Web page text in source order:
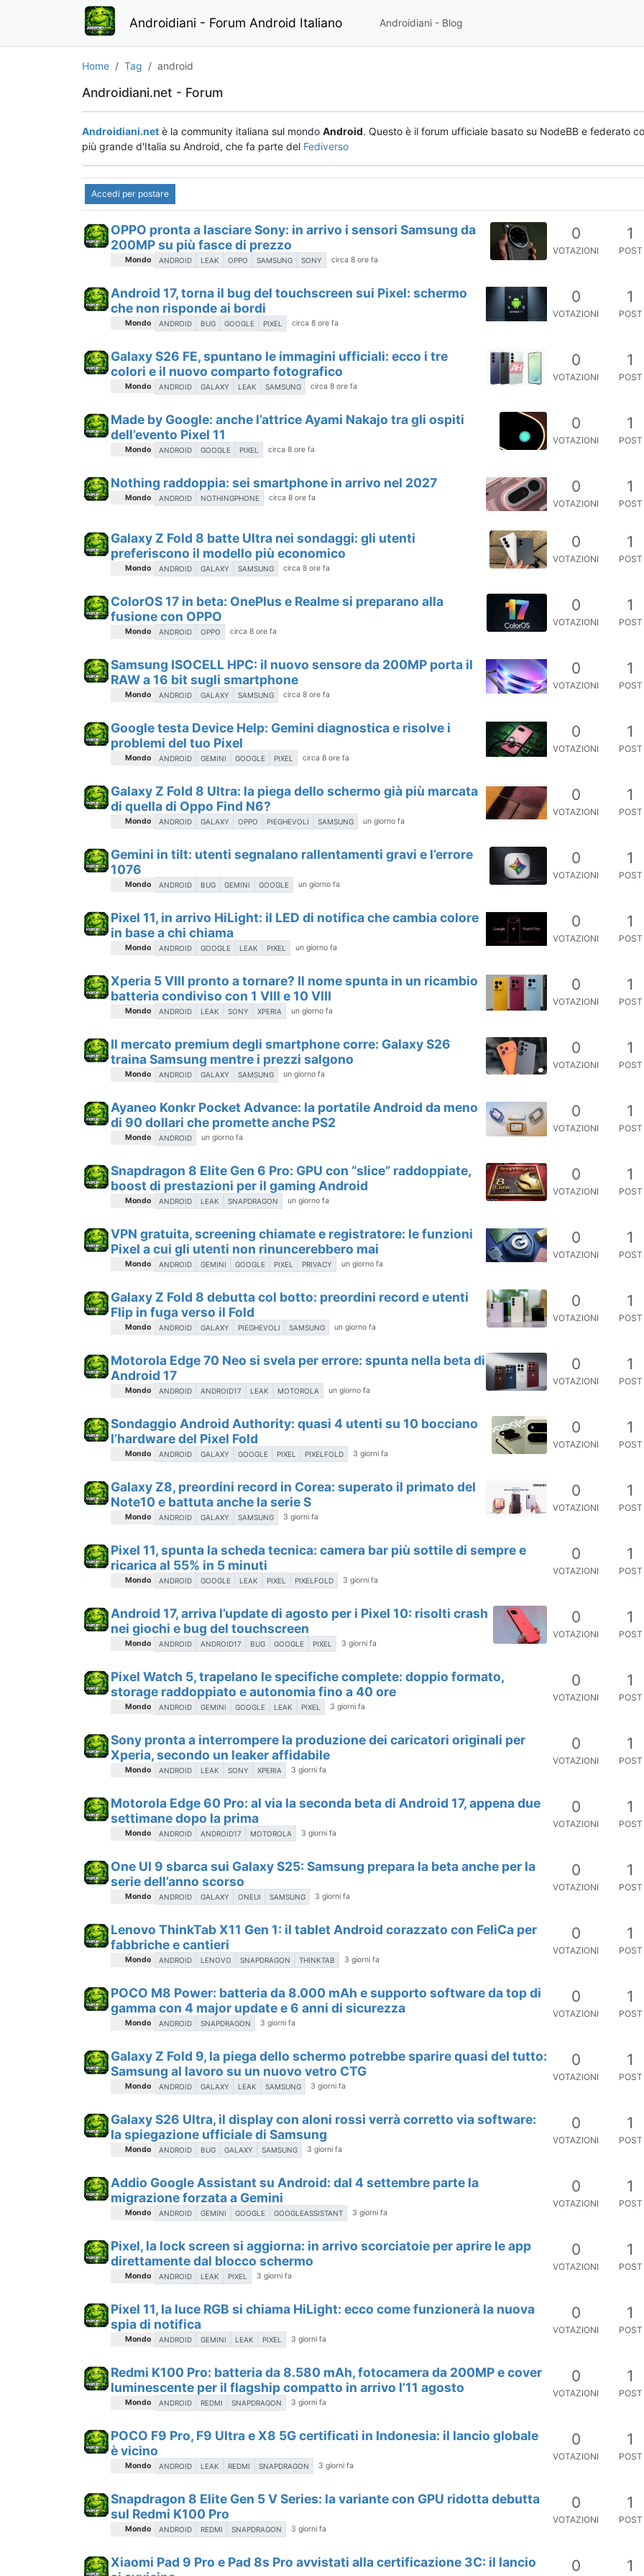
Androidiani - Forum Android Italiano Androidiani - Blog
Home Tag android
Androidiani.net - Forum
Androidiani.net è la community italiana sul mondo Android. Questo è il forum ufficiale basato su NodeBB e federato
più grande d'Italia su Android, che fa parte del Fediverso
Accedi per postare
OPPO pronta a lasciare Sony: in arrivo i sensori Samsung da
200MP su più fasce di prezzo
Mondo ANDROID LEAK OPPO SAMSUNG SONY circa 8 ore fa
0
VOTAZIONI
1
POST
Android 17, torna il bug del touchscreen sui Pixel: schermo
che non risponde ai bordi
Mondo ANDROID BUG GOOGLE PIXEL circa 8 ore fa
0
VOTAZIONI
1
POST
Galaxy S26 FE, spuntano le immagini ufficiali: ecco i tre
colori e il nuovo comparto fotografico
Mondo ANDROID GALAXY LEAK SAMSUNG circa 8 ore fa
0
VOTAZIONI
1
POST
Made by Google: anche l’attrice Ayami Nakajo tra gli ospiti
dell’evento Pixel 11
Mondo ANDROID GOOGLE PIXEL circa 8 ore fa
0
VOTAZIONI
1
POST
Nothing raddoppia: sei smartphone in arrivo nel 2027
Mondo ANDROID NOTHINGPHONE circa 8 ore fa
0
VOTAZIONI
1
POST
Galaxy Z Fold 8 batte Ultra nei sondaggi: gli utenti
preferiscono il modello più economico
Mondo ANDROID GALAXY SAMSUNG circa 8 ore fa
0
VOTAZIONI
1
POST
ColorOS 17 in beta: OnePlus e Realme si preparano alla
fusione con OPPO
Mondo ANDROID OPPO circa 8 ore fa
0
VOTAZIONI
1
POST
Samsung ISOCELL HPC: il nuovo sensore da 200MP porta il
RAW a 16 bit sugli smartphone
Mondo ANDROID GALAXY SAMSUNG circa 8 ore fa
0
VOTAZIONI
1
POST
Google testa Device Help: Gemini diagnostica e risolve i
problemi del tuo Pixel
Mondo ANDROID GEMINI GOOGLE PIXEL circa 8 ore fa
0
VOTAZIONI
1
POST
Galaxy Z Fold 8 Ultra: la piega dello schermo già più marcata
di quella di Oppo Find N6?
Mondo ANDROID GALAXY OPPO PIEGHEVOLI SAMSUNG un giorno fa
0
VOTAZIONI
1
POST
Gemini in tilt: utenti segnalano rallentamenti gravi e l’errore
1076
Mondo ANDROID BUG GEMINI GOOGLE un giorno fa
0
VOTAZIONI
1
POST
Pixel 11, in arrivo HiLight: il LED di notifica che cambia colore
in base a chi chiama
Mondo ANDROID GOOGLE LEAK PIXEL un giorno fa
0
VOTAZIONI
1
POST
Xperia 5 VIII pronto a tornare? Il nome spunta in un ricambio
batteria condiviso con 1 VIII e 10 VIII
Mondo ANDROID LEAK SONY XPERIA un giorno fa
0
VOTAZIONI
1
POST
Il mercato premium degli smartphone corre: Galaxy S26
traina Samsung mentre i prezzi salgono
Mondo ANDROID GALAXY SAMSUNG un giorno fa
0
VOTAZIONI
1
POST
Ayaneo Konkr Pocket Advance: la portatile Android da meno
di 90 dollari che promette anche PS2
Mondo ANDROID un giorno fa
0
VOTAZIONI
1
POST
Snapdragon 8 Elite Gen 6 Pro: GPU con “slice” raddoppiate,
boost di prestazioni per il gaming Android
Mondo ANDROID LEAK SNAPDRAGON un giorno fa
0
VOTAZIONI
1
POST
VPN gratuita, screening chiamate e registratore: le funzioni
Pixel a cui gli utenti non rinuncerebbero mai
Mondo ANDROID GEMINI GOOGLE PIXEL PRIVACY un giorno fa
0
VOTAZIONI
1
POST
Galaxy Z Fold 8 debutta col botto: preordini record e utenti
Flip in fuga verso il Fold
Mondo ANDROID GALAXY PIEGHEVOLI SAMSUNG un giorno fa
0
VOTAZIONI
1
POST
Motorola Edge 70 Neo si svela per errore: spunta nella beta di
Android 17
Mondo ANDROID ANDROID17 LEAK MOTOROLA un giorno fa
0
VOTAZIONI
1
POST
Sondaggio Android Authority: quasi 4 utenti su 10 bocciano
l’hardware del Pixel Fold
Mondo ANDROID GALAXY GOOGLE PIXEL PIXELFOLD 3 giorni fa
0
VOTAZIONI
1
POST
Galaxy Z8, preordini record in Corea: superato il primato del
Note10 e battuta anche la serie S
Mondo ANDROID GALAXY SAMSUNG 3 giorni fa
0
VOTAZIONI
1
POST
Pixel 11, spunta la scheda tecnica: camera bar più sottile di sempre e
ricarica al 55% in 5 minuti
Mondo ANDROID GOOGLE LEAK PIXEL PIXELFOLD 3 giorni fa
0
VOTAZIONI
1
POST
Android 17, arriva l’update di agosto per i Pixel 10: risolti crash
nei giochi e bug del touchscreen
Mondo ANDROID ANDROID17 BUG GOOGLE PIXEL 3 giorni fa
0
VOTAZIONI
1
POST
Pixel Watch 5, trapelano le specifiche complete: doppio formato,
storage raddoppiato e autonomia fino a 40 ore
Mondo ANDROID GEMINI GOOGLE LEAK PIXEL 3 giorni fa
0
VOTAZIONI
1
POST
Sony pronta a interrompere la produzione dei caricatori originali per
Xperia, secondo un leaker affidabile
Mondo ANDROID LEAK SONY XPERIA 3 giorni fa
0
VOTAZIONI
1
POST
Motorola Edge 60 Pro: al via la seconda beta di Android 17, appena due
settimane dopo la prima
Mondo ANDROID ANDROID17 MOTOROLA 3 giorni fa
0
VOTAZIONI
1
POST
One UI 9 sbarca sui Galaxy S25: Samsung prepara la beta anche per la
serie dell’anno scorso
Mondo ANDROID GALAXY ONEUI SAMSUNG 3 giorni fa
0
VOTAZIONI
1
POST
Lenovo ThinkTab X11 Gen 1: il tablet Android corazzato con FeliCa per
fabbriche e cantieri
Mondo ANDROID LENOVO SNAPDRAGON THINKTAB 3 giorni fa
0
VOTAZIONI
1
POST
POCO M8 Power: batteria da 8.000 mAh e supporto software da top di
gamma con 4 major update e 6 anni di sicurezza
Mondo ANDROID SNAPDRAGON 3 giorni fa
0
VOTAZIONI
1
POST
Galaxy Z Fold 9, la piega dello schermo potrebbe sparire quasi del tutto:
Samsung al lavoro su un nuovo vetro CTG
Mondo ANDROID GALAXY LEAK SAMSUNG 3 giorni fa
0
VOTAZIONI
1
POST
Galaxy S26 Ultra, il display con aloni rossi verrà corretto via software:
la spiegazione ufficiale di Samsung
Mondo ANDROID BUG GALAXY SAMSUNG 3 giorni fa
0
VOTAZIONI
1
POST
Addio Google Assistant su Android: dal 4 settembre parte la
migrazione forzata a Gemini
Mondo ANDROID GEMINI GOOGLE GOOGLEASSISTANT 3 giorni fa
0
VOTAZIONI
1
POST
Pixel, la lock screen si aggiorna: in arrivo scorciatoie per aprire le app
direttamente dal blocco schermo
Mondo ANDROID LEAK PIXEL 3 giorni fa
0
VOTAZIONI
1
POST
Pixel 11, la luce RGB si chiama HiLight: ecco come funzionerà la nuova
spia di notifica
Mondo ANDROID GEMINI LEAK PIXEL 3 giorni fa
0
VOTAZIONI
1
POST
Redmi K100 Pro: batteria da 8.580 mAh, fotocamera da 200MP e cover
luminescente per il flagship compatto in arrivo l’11 agosto
Mondo ANDROID REDMI SNAPDRAGON 3 giorni fa
0
VOTAZIONI
1
POST
POCO F9 Pro, F9 Ultra e X8 5G certificati in Indonesia: il lancio globale
è vicino
Mondo ANDROID LEAK REDMI SNAPDRAGON 3 giorni fa
0
VOTAZIONI
1
POST
Snapdragon 8 Elite Gen 5 V Series: la variante con GPU ridotta debutta
sul Redmi K100 Pro
Mondo ANDROID REDMI SNAPDRAGON 3 giorni fa
0
VOTAZIONI
1
POST
Xiaomi Pad 9 Pro e Pad 8s Pro avvistati alla certificazione 3C: il lancio
0 1